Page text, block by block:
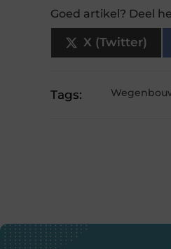
Goed artikel? Deel
X (Twitter)
Tags: